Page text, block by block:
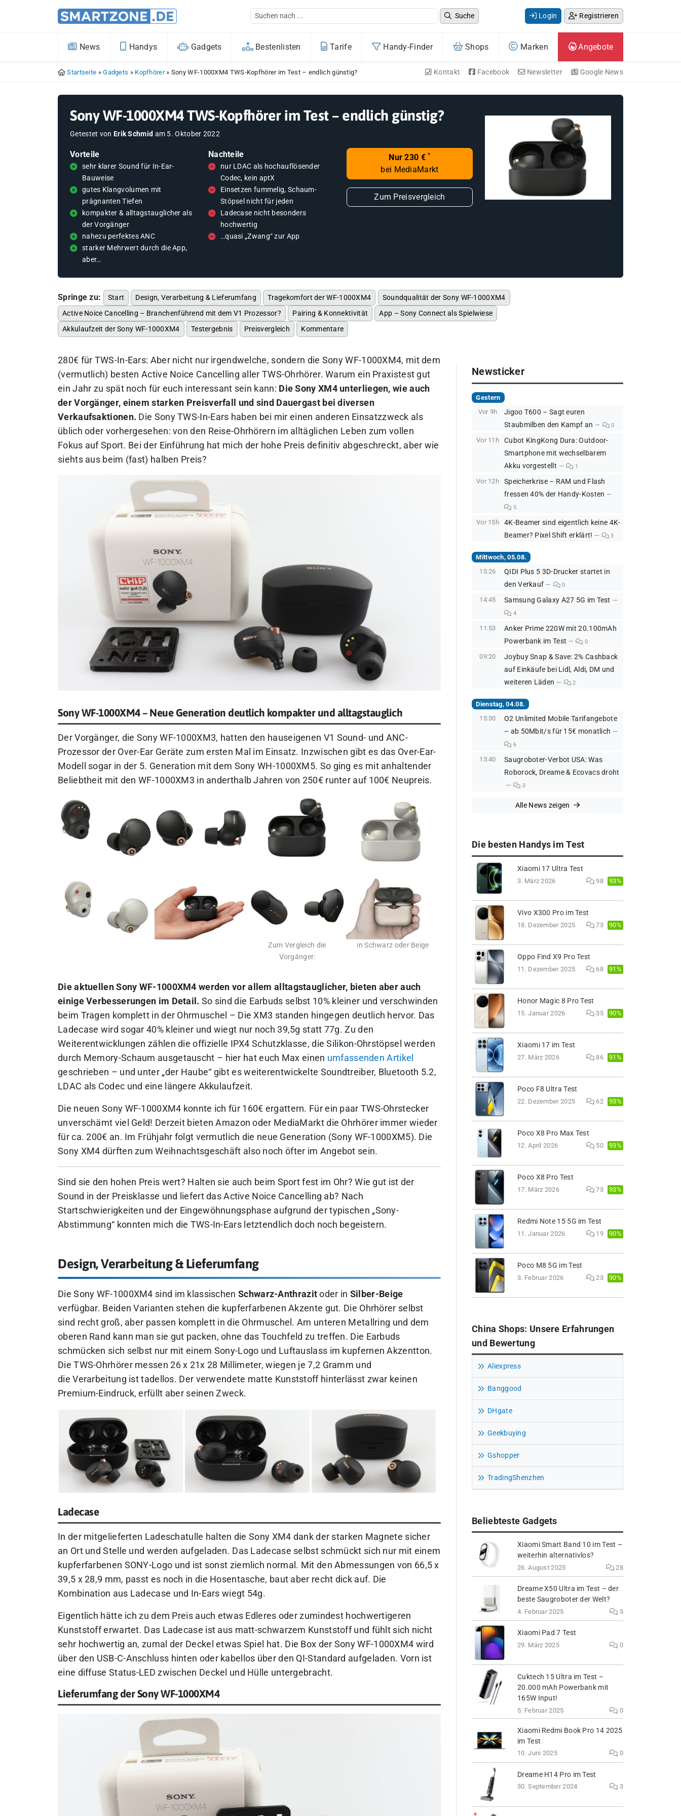
Suche Login Registrieren
News Handys Gadgets Bestenlisten Tarife Handy-Finder Shops Marken Angebote
Startseite »Gadgets » Kopfhörer» Sony WF-1000XM4 TWS-Kopfhörer im Test – endlich günstig? Kontakt Facebook Newsletter Google News
Sony WF-1000XM4 TWS-Kopfhörer im Test – endlich günstig?
Getestet von Erik Schmid am 5. Oktober 2022
Vorteile
sehr klarer Sound für In-Ear-
Bauweise
gutes Klangvolumen mit
prägnanten Tiefen
kompakter & alltagstauglicher als
der Vorgänger
nahezu perfektes ANC
starker Mehrwert durch die App,
aber…
Nachteile
nur LDAC als hochauflösender
Codec, kein aptX
Einsetzen fummelig, Schaum-
Stöpsel nicht für jeden
Ladecase nicht besonders
hochwertig
…quasi „Zwang“ zur App
Nur 230 € *
bei MediaMarkt
Zum Preisvergleich
Springe zu: Start Design, Verarbeitung & Lieferumfang Tragekomfort der WF-1000XM4
Soundqualität der Sony WF-1000XM4
Active Noice Cancelling – Branchenführend mit dem V1 Prozessor?
Pairing & Konnektivität
App – Sony Connect als Spielwiese
Akkulaufzeit der Sony WF-1000XM4
Testergebnis Preisvergleich Kommentare
280€ für TWS-In-Ears: Aber nicht nur irgendwelche, sondern die Sony WF-1000XM4, mit dem
(vermutlich) besten Active Noice Cancelling aller TWS-Ohrhörer. Warum ein Praxistest gut
ein Jahr zu spät noch für euch interessant sein kann: Die Sony XM4 unterliegen, wie auch
der Vorgänger, einem starken Preisverfall und sind Dauergast bei diversen
Verkaufsaktionen. Die Sony TWS-In-Ears haben bei mir einen anderen Einsatzzweck als
üblich oder vorhergesehen: von den Reise-Ohrhörern im alltäglichen Leben zum vollen
Fokus auf Sport. Bei der Einführung hat mich der hohe Preis definitiv abgeschreckt, aber wie
siehts aus beim (fast) halben Preis?
Sony WF-1000XM4 – Neue Generation deutlich kompakter und alltagstauglich
Der Vorgänger, die Sony WF-1000XM3, hatten den hauseigenen V1 Sound- und ANC-
Prozessor der Over-Ear Geräte zum ersten Mal im Einsatz. Inzwischen gibt es das Over-Ear-
Modell sogar in der 5. Generation mit dem Sony WH-1000XM5. So ging es mit anhaltender
Beliebtheit mit den WF-1000XM3 in anderthalb Jahren von 250€ runter auf 100€ Neupreis.
Zum Vergleich die
Vorgänger:
in Schwarz oder Beige
Die aktuellen Sony WF-1000XM4 werden vor allem alltagstauglicher, bieten aber auch
einige Verbesserungen im Detail. So sind die Earbuds selbst 10% kleiner und verschwinden
beim Tragen komplett in der Ohrmuschel – Die XM3 standen hingegen deutlich hervor. Das
Ladecase wird sogar 40% kleiner und wiegt nur noch 39,5g statt 77g. Zu den
Weiterentwicklungen zählen die offizielle IPX4 Schutzklasse, die Silikon-Ohrstöpsel werden
durch Memory-Schaum ausgetauscht – hier hat euch Max einen umfassenden Artikel
geschrieben – und unter „der Haube“ gibt es weiterentwickelte Soundtreiber, Bluetooth 5.2,
LDAC als Codec und eine längere Akkulaufzeit.
Die neuen Sony WF-1000XM4 konnte ich für 160€ ergattern. Für ein paar TWS-Ohrstecker
unverschämt viel Geld! Derzeit bieten Amazon oder MediaMarkt die Ohrhörer immer wieder
für ca. 200€ an. Im Frühjahr folgt vermutlich die neue Generation (Sony WF-1000XM5). Die
Sony XM4 dürften zum Weihnachtsgeschäft also noch öfter im Angebot sein.
Sind sie den hohen Preis wert? Halten sie auch beim Sport fest im Ohr? Wie gut ist der
Sound in der Preisklasse und liefert das Active Noice Cancelling ab? Nach
Startschwierigkeiten und der Eingewöhnungsphase aufgrund der typischen „Sony-
Abstimmung“ konnten mich die TWS-In-Ears letztendlich doch noch begeistern.
Design, Verarbeitung & Lieferumfang
Die Sony WF-1000XM4 sind im klassischen Schwarz-Anthrazit oder in Silber-Beige
verfügbar. Beiden Varianten stehen die kupferfarbenen Akzente gut. Die Ohrhörer selbst
sind recht groß, aber passen komplett in die Ohrmuschel. Am unteren Metallring und dem
oberen Rand kann man sie gut packen, ohne das Touchfeld zu treffen. Die Earbuds
schmücken sich selbst nur mit einem Sony-Logo und Luftauslass im kupfernen Akzentton.
Die TWS-Ohrhörer messen 26 x 21x 28 Millimeter, wiegen je 7,2 Gramm und
die Verarbeitung ist tadellos. Der verwendete matte Kunststoff hinterlässt zwar keinen
Premium-Eindruck, erfüllt aber seinen Zweck.
Ladecase
In der mitgelieferten Ladeschatulle halten die Sony XM4 dank der starken Magnete sicher
an Ort und Stelle und werden aufgeladen. Das Ladecase selbst schmückt sich nur mit einem
kupferfarbenen SONY-Logo und ist sonst ziemlich normal. Mit den Abmessungen von 66,5 x
39,5 x 28,9 mm, passt es noch in die Hosentasche, baut aber recht dick auf. Die
Kombination aus Ladecase und In-Ears wiegt 54g.
Eigentlich hätte ich zu dem Preis auch etwas Edleres oder zumindest hochwertigeren
Kunststoff erwartet. Das Ladecase ist aus matt-schwarzem Kunststoff und fühlt sich nicht
sehr hochwertig an, zumal der Deckel etwas Spiel hat. Die Box der Sony WF-1000XM4 wird
über den USB-C-Anschluss hinten oder kabellos über den QI-Standard aufgeladen. Vorn ist
eine diffuse Status-LED zwischen Deckel und Hülle untergebracht.
Lieferumfang der Sony WF-1000XM4
Newsticker
Gestern
Vor 9h
Jigoo T600 – Sagt euren
Staubmilben den Kampf an
0
Vor 11h
Cubot KingKong Dura: Outdoor-
Smartphone mit wechselbarem
Akku vorgestellt
1
Vor 12h
Speicherkrise – RAM und Flash
fressen 40% der Handy-Kosten
5
Vor 15h
4K-Beamer sind eigentlich keine 4K-
Beamer? Pixel Shift erklärt!
3
Mittwoch, 05.08.
15:26
QIDI Plus 5 3D-Drucker startet in
den Verkauf
0
14:45 Samsung Galaxy A27 5G im Test
4
11:53
Anker Prime 220W mit 20.100mAh
Powerbank im Test
0
09:20
Joybuy Snap & Save: 2% Cashback
auf Einkäufe bei Lidl, Aldi, DM und
weiteren Läden
2
Dienstag, 04.08.
15:30
O2 Unlimited Mobile Tarifangebote
– ab 50Mbit/s für 15€ monatlich
6
13:40
Saugroboter-Verbot USA: Was
Roborock, Dreame & Ecovacs droht
0
Alle News zeigen
Die besten Handys im Test
Xiaomi 17 Ultra Test
3. März 2026 98 93%
Vivo X300 Pro im Test
18. Dezember 2025 73 90%
Oppo Find X9 Pro Test
11. Dezember 2025 68 91%
Honor Magic 8 Pro Test
15. Januar 2026 35 90%
Xiaomi 17 im Test
27. März 2026 86 91%
Poco F8 Ultra Test
22. Dezember 2025 62 93%
Poco X8 Pro Max Test
12. April 2026 50 93%
Poco X8 Pro Test
17. März 2026 73 93%
Redmi Note 15 5G im Test
11. Januar 2026 19 90%
Poco M8 5G im Test
3. Februar 2026 23 90%
China Shops: Unsere Erfahrungen
und Bewertung
Aliexpress
Banggood
DHgate
Geekbuying
Gshopper
TradingShenzhen
Beliebteste Gadgets
Xiaomi Smart Band 10 im Test –
weiterhin alternativlos?
26. August 2025 28
Dreame X50 Ultra im Test – der
beste Saugroboter der Welt?
4. Februar 2025 5
Xiaomi Pad 7 Test
29. März 2025 0
Cuktech 15 Ultra im Test –
20.000 mAh Powerbank mit
165W Input!
5. Februar 2025 0
Xiaomi Redmi Book Pro 14 2025
im Test
10. Juni 2025 0
Dreame H14 Pro im Test
30. September 2024 3